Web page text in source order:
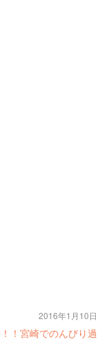
！宮崎でのんびり過
2016年1月10日